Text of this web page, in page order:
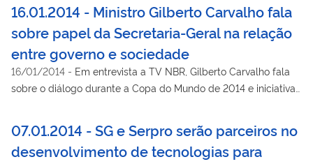
16.01.2014 - Ministro Gilberto Carvalho fala
sobre papel da Secretaria-Geral na relação
entre governo e sociedade
16/01/2014 - Em entrevista a TV NBR, Gilberto Carvalho fala
sobre o diálogo durante a Copa do Mundo de 2014 e iniciativas
07.01.2014 - SG e Serpro serão parceiros no
desenvolvimento de tecnologias para